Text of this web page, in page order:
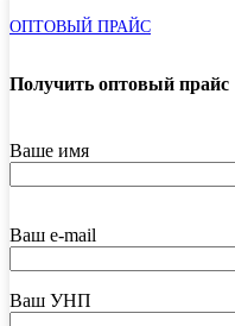
ОПТОВЫЙ ПРАЙС
Получить оптовый прайс
Ваше имя
Ваш e-mail
Ваш УНП